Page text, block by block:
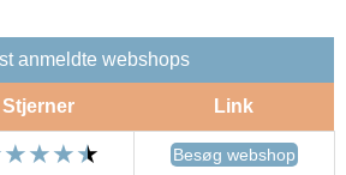
anmeldte webshops
Stjerner Link
Besøg webshop